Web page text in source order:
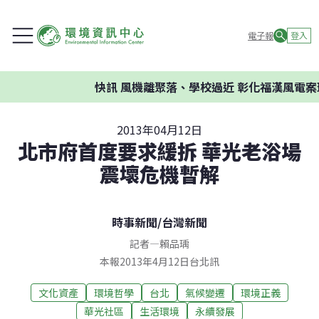
電子報 登入
風機離聚落、學校過近 彰化福漢風電案環委
2013年04月12日
北市府首度要求緩拆 華光老浴場
震壞危機暫解
時事新聞/台灣新聞
記者—賴品瑀
本報2013年4月12日台北訊
文化資產 環境哲學 台北 氣候變遷
環境正義
華光社區
生活環境 永續發展